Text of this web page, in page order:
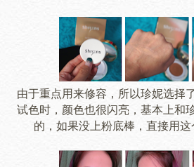
由于重点用来修容，所以珍妮选择
试色时，颜色也很闪亮，基本上和
的，如果没上粉底棒，直接用这